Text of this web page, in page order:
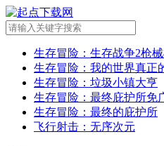
生存冒险 ：生存战争2枪
生存冒险 ：我的世界真正
生存冒险 ：垃圾小镇大亨
生存冒险 ：最终庇护所免
生存冒险 ：最终的庇护所
飞行射击 ：无序次元